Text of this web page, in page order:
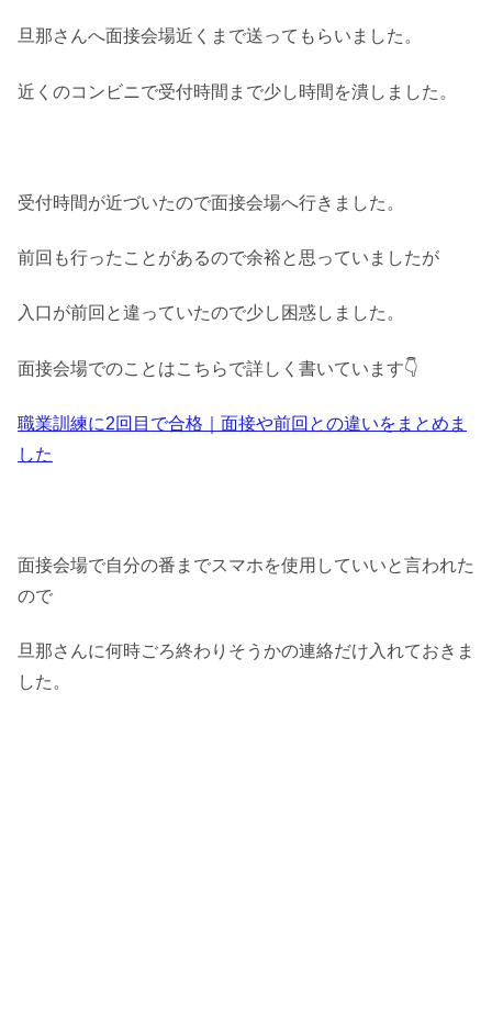
旦那さんへ面接会場近くまで送ってもらいました。
近くのコンビニで受付時間まで少し時間を潰しました。
受付時間が近づいたので面接会場へ行きました。
前回も行ったことがあるので余裕と思っていましたが
入口が前回と違っていたので少し困惑しました。
面接会場でのことはこちらで詳しく書いています👇
職業訓練に2回目で合格｜面接や前回との違いをまとめま
した
面接会場で自分の番までスマホを使用していいと言われた
ので
旦那さんに何時ごろ終わりそうかの連絡だけ入れておきま
した。